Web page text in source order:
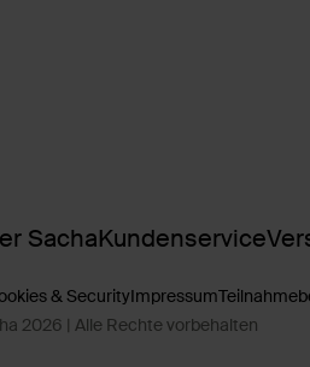
SachaKundenservice
& SecurityImpressum
2026 | Alle Rechte vorbehalten